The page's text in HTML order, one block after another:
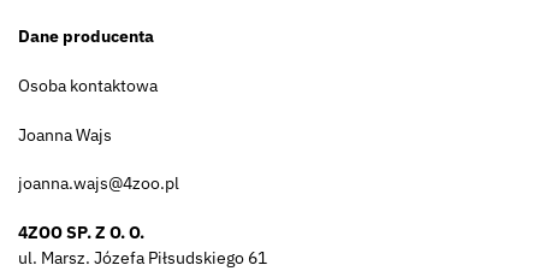
Dane producenta
Osoba kontaktowa
Joanna Wajs
joanna.wajs@4zoo.pl
4ZOO SP. Z O. O.
ul. Marsz. Józefa Piłsudskiego 61